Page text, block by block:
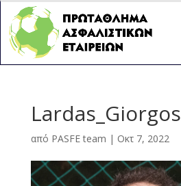
Lardas_Giorgos
από PASFE team | Οκτ 7, 2022